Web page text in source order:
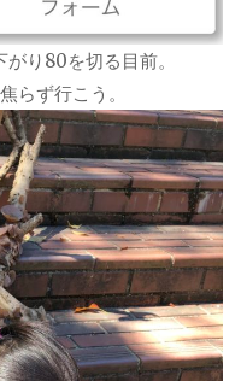
り80を切る目前。
らず行こう。